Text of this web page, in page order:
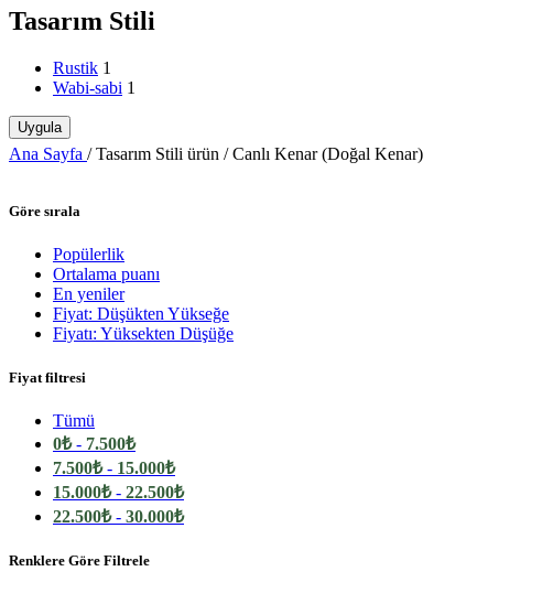
Tasarım Stili
Rustik 1
Wabi-sabi 1
Uygula
Ana Sayfa / Tasarım Stili ürün / Canlı Kenar (Doğal Kenar)
Göre sırala
Popülerlik
Ortalama puanı
En yeniler
Fiyat: Düşükten Yükseğe
Fiyatı: Yüksekten Düşüğe
Fiyat filtresi
Tümü
0₺- 7.500₺
7.500₺- 15.000₺
15.000₺- 22.500₺
22.500₺- 30.000₺
Renklere Göre Filtrele